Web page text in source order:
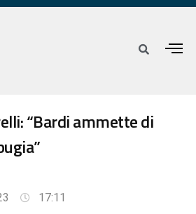
“Bardi ammette di
17:11